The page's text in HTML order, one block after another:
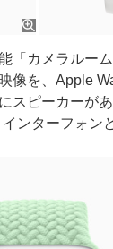
「カメラルー
像を、Apple
スピーカーが
ンターフォン